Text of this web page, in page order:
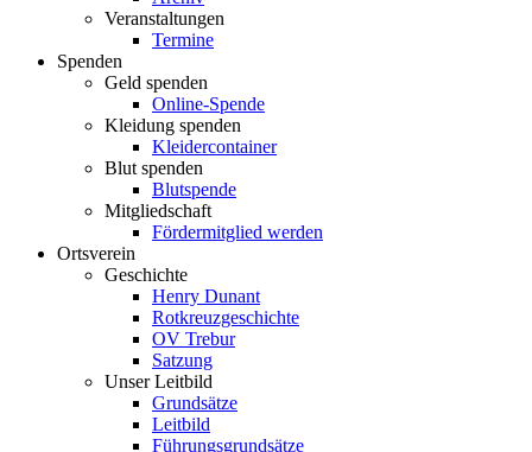
Veranstaltungen
Termine
Spenden
Geld spenden
Online-Spende
Kleidung spenden
Kleidercontainer
Blut spenden
Blutspende
Mitgliedschaft
Fördermitglied werden
Ortsverein
Geschichte
Henry Dunant
Rotkreuzgeschichte
OV Trebur
Satzung
Unser Leitbild
Grundsätze
Leitbild
Führungsgrundsätze